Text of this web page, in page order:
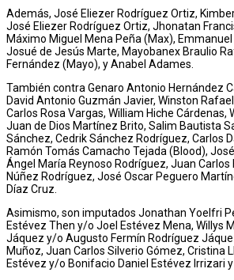
Además, José Eliezer Rodríguez Ortiz,
José Eliezer Rodríguez Ortiz, Jhonatan
Máximo Miguel Mena Peña (Max),
Josué de Jesús Marte, Mayobanex Braulio
Fernández (Mayo), y Anabel Adames.
También contra Genaro Antonio Hernández
David Antonio Guzmán Javier, Winston
Carlos Rosa Vargas, William Hiche Cárdenas,
Juan de Dios Martínez Brito, Salim Bautista
Sánchez, Cedrik Sánchez Rodríguez, Carlos
Ramón Tomás Camacho Tejada (Blood),
Ángel María Reynoso Rodríguez, Juan Carlos
Núñez Rodríguez, José Oscar Peguero
Díaz Cruz.
Asimismo, son imputados Jonathan Yoelfri
Estévez Then y/o Joel Estévez Mena, Willys
Jáquez y/o Augusto Fermín Rodríguez
Muñoz, Juan Carlos Silverio Gómez, Cristina
Estévez y/o Bonifacio Daniel Estévez Irrizari